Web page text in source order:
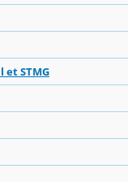
STMG